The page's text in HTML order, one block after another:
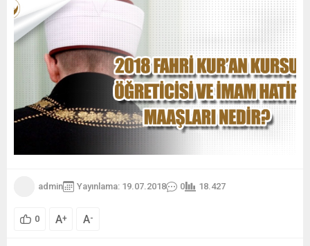
admin Yayınlama: 19.07.2018 0 18.427
0 A+ A-